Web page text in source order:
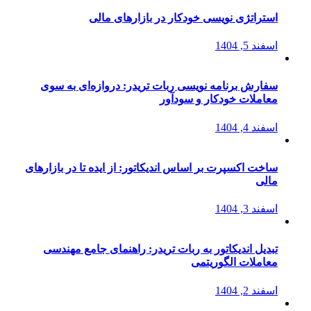
استراتژی‌ نویسی خودکار در بازارهای مالی
اسفند 5, 1404
سفارش برنامه نویسی ربات تریدر: دروازه‌ای به سوی
معاملات خودکار و سودآور
اسفند 4, 1404
ساخت اکسپرت بر اساس اندیکاتور: از ایده تا در بازارهای
مالی
اسفند 3, 1404
تبدیل اندیکاتور به ربات تریدر: راهنمای جامع مهندسی
معاملات الگوریتمی
اسفند 2, 1404